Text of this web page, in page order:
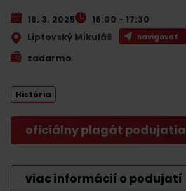
18. 3. 2025
16:00 - 17:30
Liptovský Mikuláš
navigovať
zadarmo
História
oficiálny plagát podujatia
viac informácií o podujatí